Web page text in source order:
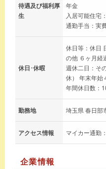
待遇及び福利厚
生
年金
入居可能住宅
通勤手当：実
休日･休暇
休日等：休日
の他 ６ヶ月経
週休二日：そ
休） 年末年始
年間休日数：
勤務地 埼玉県 春日部
アクセス情報 マイカー通勤
企業情報